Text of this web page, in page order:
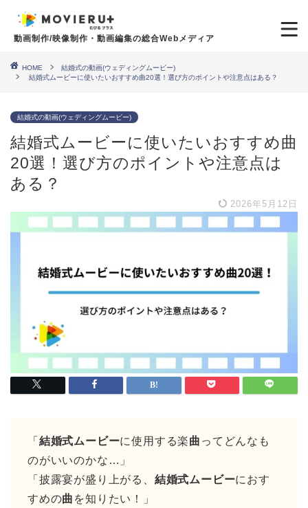
動画制作/映像制作・動画編集の総合Webメディア
HOME
結婚式の動画(ウェディングムービー)
結婚式ムービーに使いたいおすすめ曲20選！選び方のポイントや注意点はある？
結婚式の動画(ウェディングムービー)
結婚式ムービーに使いたいおすすめ曲
20選！選び方のポイントや注意点は
ある？
2026年5月12日
「 結婚式ムービーに使用する楽曲 ってどんなも
のがいいのかな…」
「披露宴が盛り上がる、 結婚式ムービーにおす
すめの曲 を知りたい！」